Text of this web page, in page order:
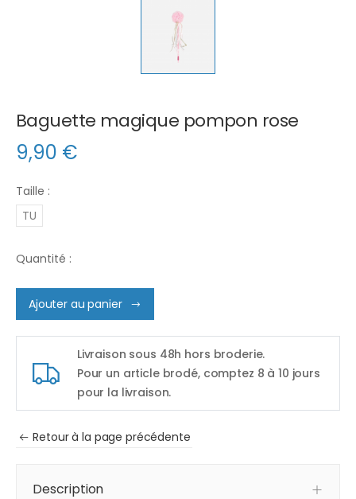
Baguette magique pompon rose
9,90 €
Taille :
TU
Quantité :
Ajouter au panier
Livraison sous 48h hors broderie.
Pour un article brodé, comptez 8 à 10 jours
pour la livraison.
Retour à la page précédente
Description